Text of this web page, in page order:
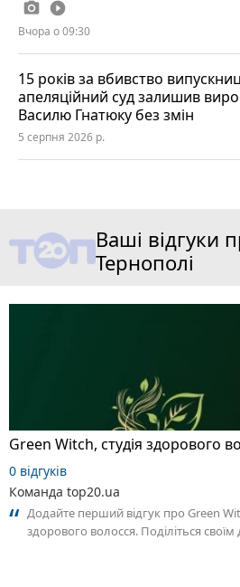
photo_camera play_circle_filled
Вчора о 09:30
15 років за вбивство
апеляційний суд залишив
Василю Гнатюку без змін
5 серпня 2026 р.
Ваші відгуки
Тернополі
Green Witch, студія здорового
0 відгуків
Команда top20.ua
Додайте перший відгук про Green
здорового волосся. Поділіться своїм